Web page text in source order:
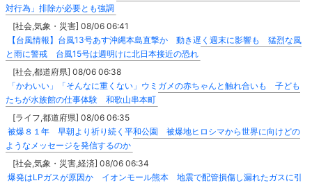
対行為」排除が必要とも強調
[社会,気象・災害] 08/06 06:41
【台風情報】台風13号あす沖縄本島直撃か 動き遅く週末に影響も 猛烈な風
と雨に警戒 台風15号は週明けに北日本接近の恐れ
[社会,都道府県] 08/06 06:38
「かわいい」「そんなに重くない」ウミガメの赤ちゃんと触れ合いも 子ども
たちが水族館の仕事体験 和歌山串本町
[ライフ,都道府県] 08/06 06:35
被爆８１年 早朝より祈り続く平和公園 被爆地ヒロシマから世界に向けどの
ようなメッセージを発信するのか
[社会,気象・災害,経済] 08/06 06:34
爆発はLPガスが原因か イオンモール熊本 地震で配管損傷し漏れたガスに引